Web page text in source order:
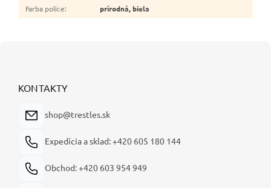
Farba police: prírodná, biela
KONTAKTY
shop@trestles.sk
Expedícia a sklad: +420 605 180 144
Obchod: +420 603 954 949